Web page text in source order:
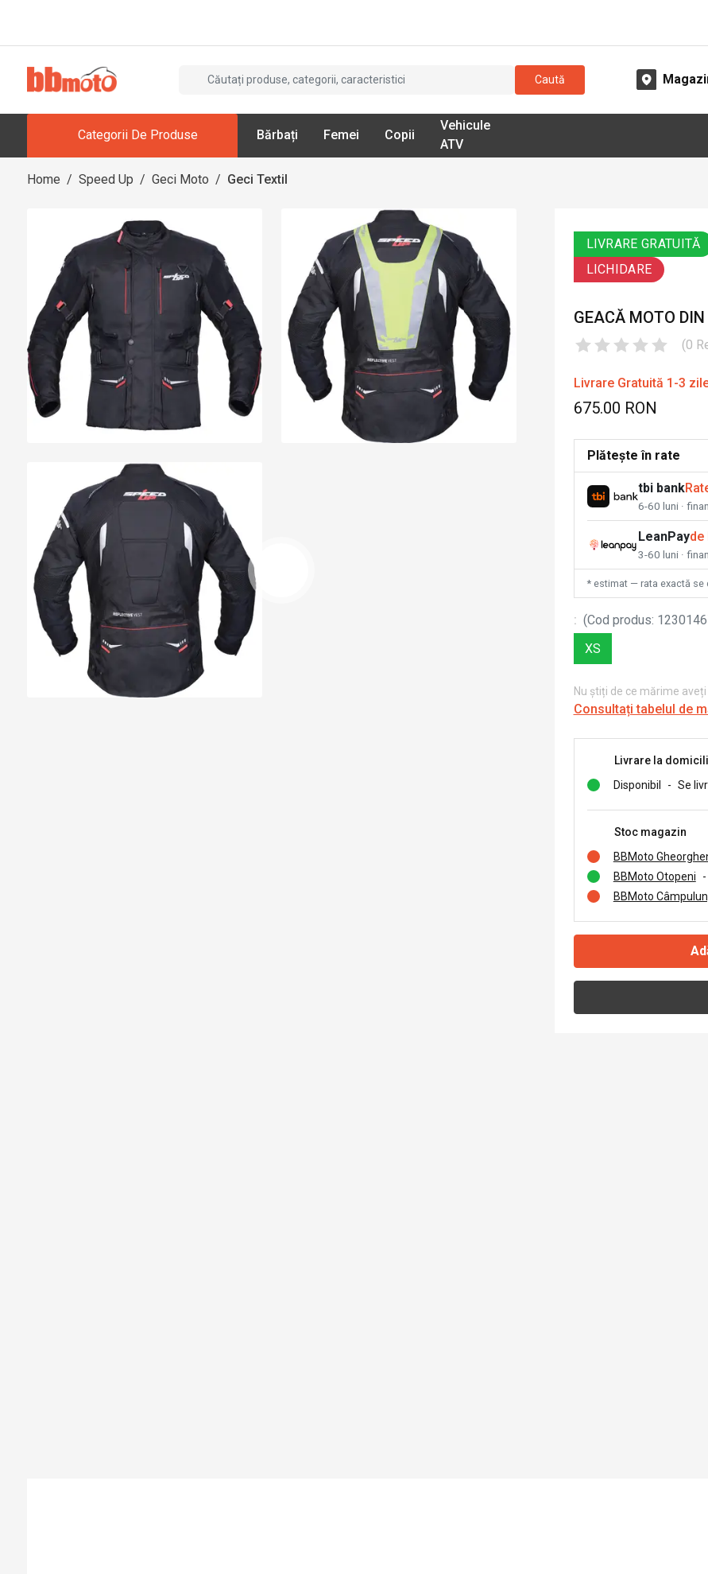
Caută
Categorii De Produse Bărbați Femei Copii
Vehicule
ATV
Home / Speed Up / Geci Moto / Geci Textil
LIVRARE GRATUITĂ
LICHIDARE
GEACĂ MOTO DIN
(0
Livrare Gratuită 1-3
675.00 RON
Plătește în rate
tbi bank
6-60 luni ·
LeanPayde
3-60 luni ·
* estimat — rata exactă se
: (Cod produs:
XS
Nu știți de ce mărime
Consultați tabelul de
Livrare la
Disponibil
- Se
Stoc magazin
BBMoto
BBMoto Otopeni
-
BBMoto